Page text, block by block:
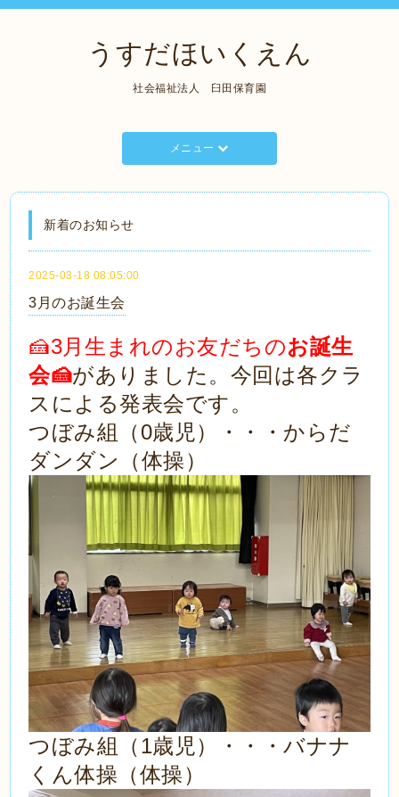
うすだほいくえん
社会福祉法人 臼田保育園
メニュー
新着のお知らせ
2025-03-18 08:05:00
3月のお誕生会
🍰3月生まれのお友だちのお誕生
会🍰がありました。今回は各クラ
スによる発表会です。
つぼみ組（0歳児）・・・からだ
ダンダン（体操）
つぼみ組（1歳児）・・・バナナ
くん体操（体操）